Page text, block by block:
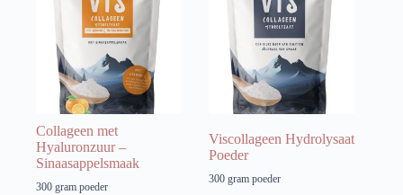
Collageen met
Hyaluronzuur –
Sinaasappelsmaak
300 gram poeder
Viscollageen Hydrolysaat
Poeder
300 gram poeder